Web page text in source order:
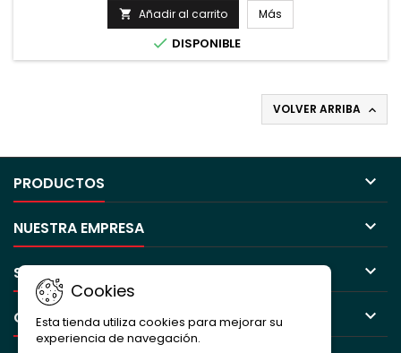
 Añadir al carrito Más
 DISPONIBLE
VOLVER ARRIBA 
PRODUCTOS 
NUESTRA EMPRESA 
SU CUENTA 
CONTACTO 
Cookies
Esta tienda utiliza cookies para mejorar su
experiencia de navegación.